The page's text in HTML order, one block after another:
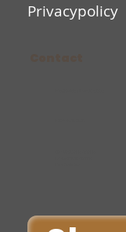
Privacypolicy